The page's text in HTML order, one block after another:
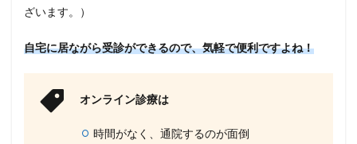
ざいます。）
自宅に居ながら受診ができるので、気軽で便利ですよね！
オンライン診療は
時間がなく、通院するのが面倒